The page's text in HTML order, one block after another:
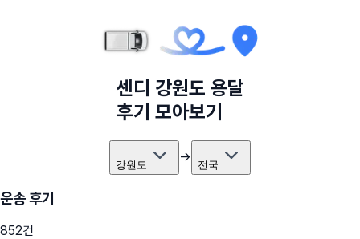
센디 강원도 용달
후기 모아보기
강원도 → 전국
운송 후기
852건